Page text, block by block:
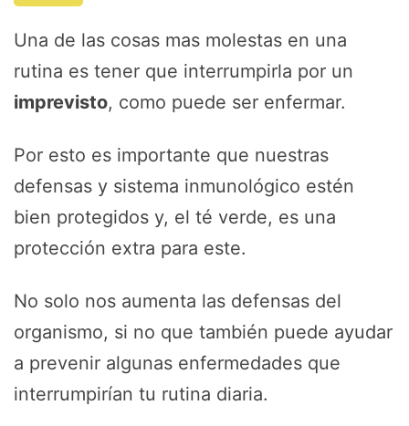
Una de las cosas mas molestas en una
rutina es tener que interrumpirla por un
imprevisto, como puede ser enfermar.
Por esto es importante que nuestras
defensas y sistema inmunológico estén
bien protegidos y, el té verde, es una
protección extra para este.
No solo nos aumenta las defensas del
organismo, si no que también puede ayudar
a prevenir algunas enfermedades que
interrumpirían tu rutina diaria.